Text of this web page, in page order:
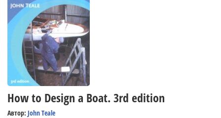
How to Design a Boat. 3rd edition
Автор: John Teale